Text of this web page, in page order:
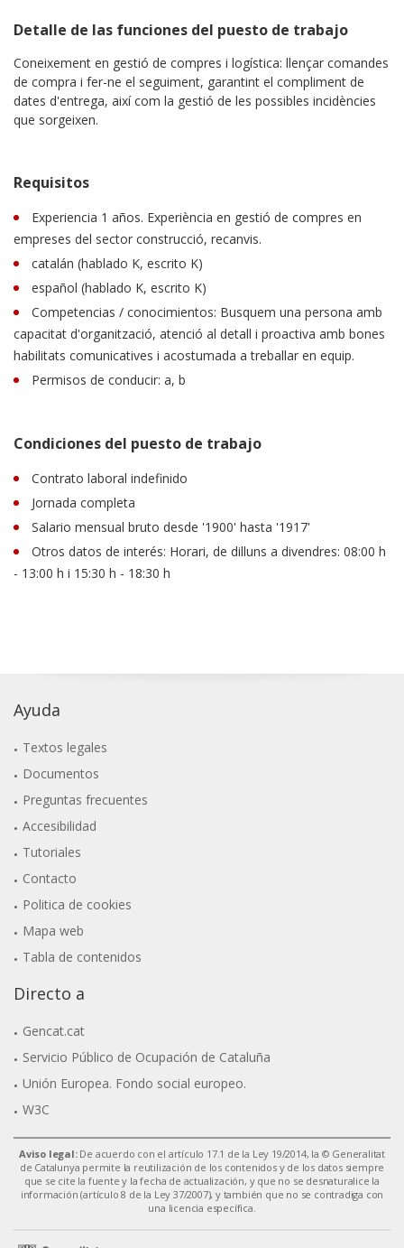
Detalle de las funciones del puesto de trabajo
Coneixement en gestió de compres i logística: llençar comandes
de compra i fer-ne el seguiment, garantint el compliment de
dates d'entrega, així com la gestió de les possibles incidències
que sorgeixen.
Requisitos
Experiencia 1 años. Experiència en gestió de compres en
empreses del sector construcció, recanvis.
catalán (hablado K, escrito K)
español (hablado K, escrito K)
Competencias / conocimientos: Busquem una persona amb
capacitat d'organització, atenció al detall i proactiva amb bones
habilitats comunicatives i acostumada a treballar en equip.
Permisos de conducir: a, b
Condiciones del puesto de trabajo
Contrato laboral indefinido
Jornada completa
Salario mensual bruto desde '1900' hasta '1917'
Otros datos de interés: Horari, de dilluns a divendres: 08:00 h
- 13:00 h i 15:30 h - 18:30 h
Ayuda
Textos legales
Documentos
Preguntas frecuentes
Accesibilidad
Tutoriales
Contacto
Politica de cookies
Mapa web
Tabla de contenidos
Directo a
Gencat.cat
Servicio Público de Ocupación de Cataluña
Unión Europea. Fondo social europeo.
W3C
Aviso legal:De acuerdo con el artículo 17.1 de la Ley 19/2014, la © Generalitat
de Catalunya permite la reutilización de los contenidos y de los datos siempre
que se cite la fuente y la fecha de actualización, y que no se desnaturalice la
información (artículo 8 de la Ley 37/2007), y también que no se contradiga con
una licencia específica.